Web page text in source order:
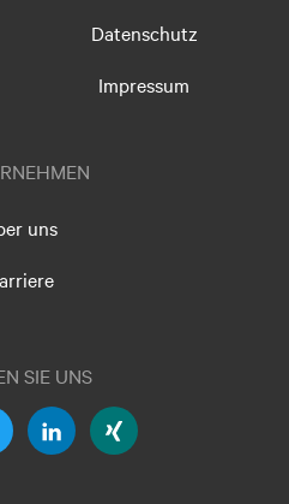
Datenschutz
Impressum
uns
SIE UNS